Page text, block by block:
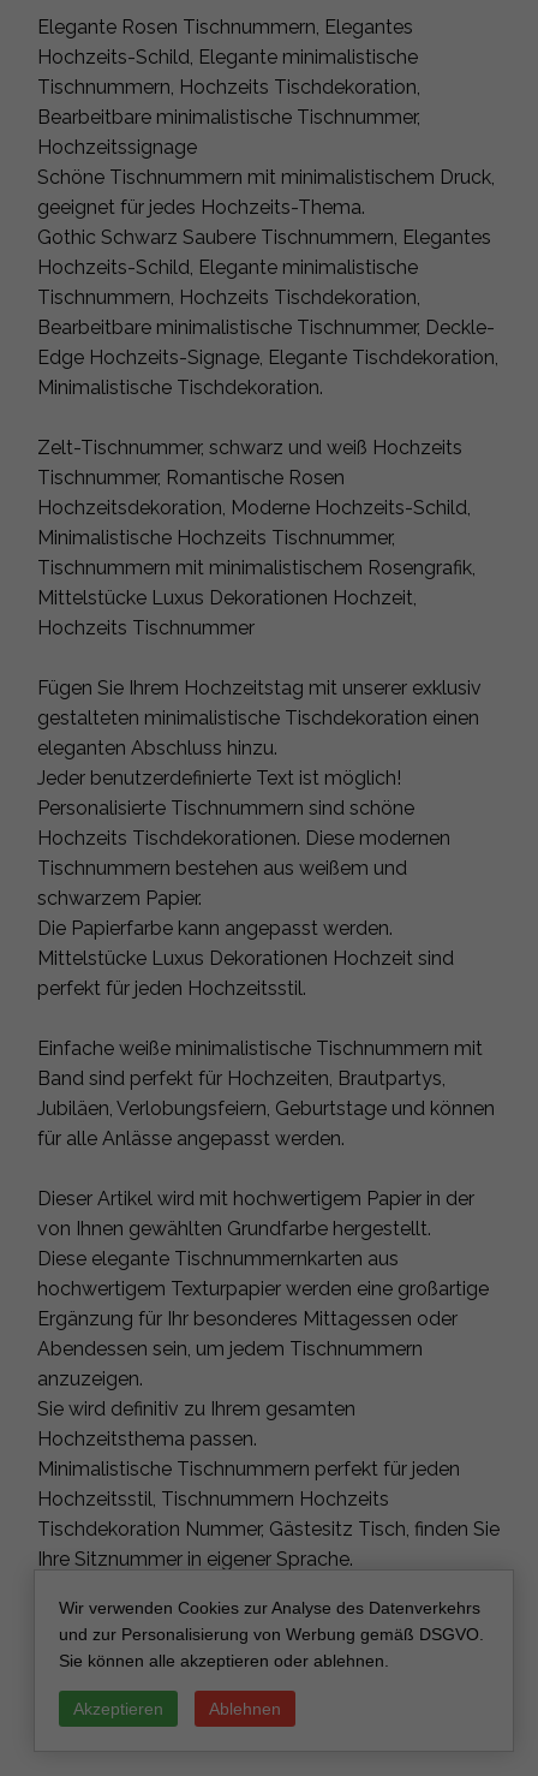
Elegante Rosen Tischnummern, Elegantes
Hochzeits-Schild, Elegante minimalistische
Tischnummern, Hochzeits Tischdekoration,
Bearbeitbare minimalistische Tischnummer,
Hochzeitssignage
Schöne Tischnummern mit minimalistischem Druck,
geeignet für jedes Hochzeits-Thema.
Gothic Schwarz Saubere Tischnummern, Elegantes
Hochzeits-Schild, Elegante minimalistische
Tischnummern, Hochzeits Tischdekoration,
Bearbeitbare minimalistische Tischnummer, Deckle-
Edge Hochzeits-Signage, Elegante Tischdekoration,
Minimalistische Tischdekoration.
Zelt-Tischnummer, schwarz und weiß Hochzeits
Tischnummer, Romantische Rosen
Hochzeitsdekoration, Moderne Hochzeits-Schild,
Minimalistische Hochzeits Tischnummer,
Tischnummern mit minimalistischem Rosengrafik,
Mittelstücke Luxus Dekorationen Hochzeit,
Hochzeits Tischnummer
Fügen Sie Ihrem Hochzeitstag mit unserer exklusiv
gestalteten minimalistische Tischdekoration einen
eleganten Abschluss hinzu.
Jeder benutzerdefinierte Text ist möglich!
Personalisierte Tischnummern sind schöne
Hochzeits Tischdekorationen. Diese modernen
Tischnummern bestehen aus weißem und
schwarzem Papier.
Die Papierfarbe kann angepasst werden.
Mittelstücke Luxus Dekorationen Hochzeit sind
perfekt für jeden Hochzeitsstil.
Einfache weiße minimalistische Tischnummern mit
Band sind perfekt für Hochzeiten, Brautpartys,
Jubiläen, Verlobungsfeiern, Geburtstage und können
für alle Anlässe angepasst werden.
Dieser Artikel wird mit hochwertigem Papier in der
von Ihnen gewählten Grundfarbe hergestellt.
Diese elegante Tischnummernkarten aus
hochwertigem Texturpapier werden eine großartige
Ergänzung für Ihr besonderes Mittagessen oder
Abendessen sein, um jedem Tischnummern
anzuzeigen.
Sie wird definitiv zu Ihrem gesamten
Hochzeitsthema passen.
Minimalistische Tischnummern perfekt für jeden
Hochzeitsstil, Tischnummern Hochzeits
Tischdekoration Nummer, Gästesitz Tisch, finden Sie
Ihre Sitznummer in eigener Sprache.
Anderes Farbschema?
Bitte Nachricht für benutzerdefinierte Bestellungen
Wenn Sie benutzerdefinierte Tischnamen anstelle
Wir verwenden Cookies zur Analyse des Datenverkehrs
und zur Personalisierung von Werbung gemäß DSGVO.
Sie können alle akzeptieren oder ablehnen.
Akzeptieren Ablehnen